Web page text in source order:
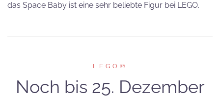
das Space Baby ist eine sehr beliebte Figur bei LEGO.
LEGO®
Noch bis 25. Dezember